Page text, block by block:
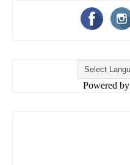
Powered by